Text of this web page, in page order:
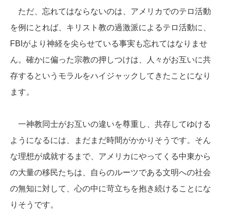
ただ、忘れてはならないのは、アメリカでのテロ活動
を例にとれば、キリスト教の過激派によるテロ活動に、
FBIがより神経を尖らせている事実も忘れてはなりませ
ん。確かに偏った宗教の押しつけは、人々がお互いに共
存するというモラルをハイジャックしてきたことになり
ます。
一神教同士がお互いの違いを尊重し、共存してゆける
ようになるには、まだまだ時間がかかりそうです。そん
な理想が成就するまで、アメリカにやってくる中東から
の大量の移民たちは、自らのルーツである文明への社会
の無知に対して、心の中に苛立ちを抱き続けることにな
りそうです。